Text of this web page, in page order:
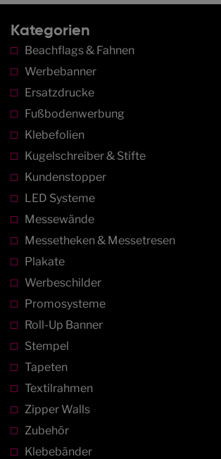
Kategorien
Beachflags & Fahnen
Werbebanner
Ersatzdrucke
Fußbodenwerbung
Klebefolien
Kugelschreiber & Stifte
Kundenstopper
LED Systeme
Messewände
Messetheken & Messetresen
Plakate
Werbeschilder
Promosysteme
Roll-Up Banner
Stempel
Tapeten
Textilrahmen
Zipper Walls
Zubehör
Klebebänder